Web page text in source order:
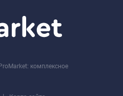
комплексное